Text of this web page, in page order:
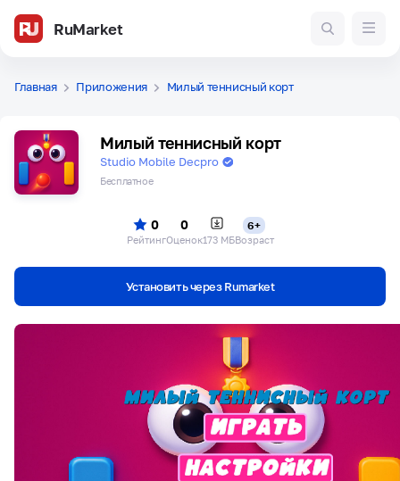
RuMarket
Главная Приложения Милый теннисный корт
Милый теннисный корт
Studio Mobile Decpro
Бесплатное
0
Рейтинг
0
Оценок173 МБ
6+
Возраст
Установить через Rumarket